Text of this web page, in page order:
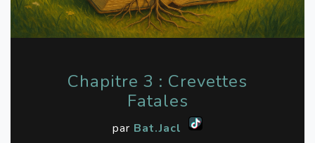
Chapitre 3 : Crevettes
Fatales
par Bat.Jacl